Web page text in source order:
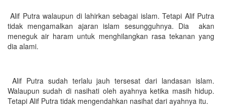
Alif Putra walaupun di lahirkan sebagai islam. Tetapi Alif Putra
tidak mengamalkan ajaran islam sesungguhnya. Dia akan
meneguk air haram untuk menghilangkan rasa tekanan yang
dia alami.
Alif Putra sudah terlalu jauh tersesat dari landasan islam.
Walaupun sudah di nasihati oleh ayahnya ketika masih hidup.
Tetapi Alif Putra tidak mengendahkan nasihat dari ayahnya itu.